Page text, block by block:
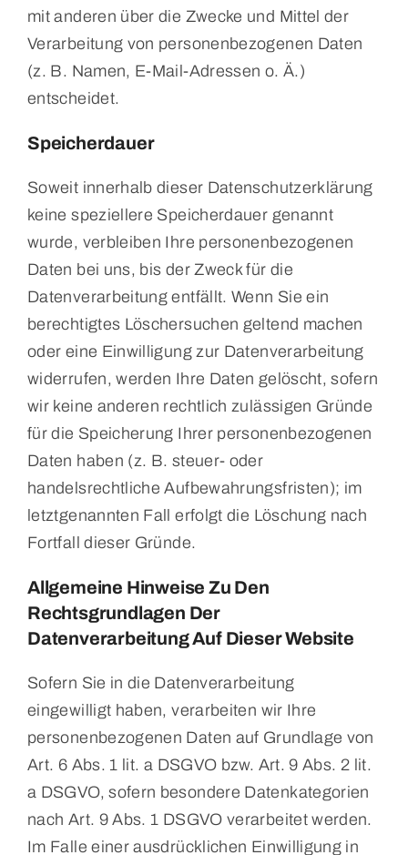
mit anderen über die Zwecke und Mittel der
Verarbeitung von personenbezogenen Daten
(z. B. Namen, E-Mail-Adressen o. Ä.)
entscheidet.
Speicherdauer
Soweit innerhalb dieser Datenschutzerklärung
keine speziellere Speicherdauer genannt
wurde, verbleiben Ihre personenbezogenen
Daten bei uns, bis der Zweck für die
Datenverarbeitung entfällt. Wenn Sie ein
berechtigtes Löschersuchen geltend machen
oder eine Einwilligung zur Datenverarbeitung
widerrufen, werden Ihre Daten gelöscht, sofern
wir keine anderen rechtlich zulässigen Gründe
für die Speicherung Ihrer personenbezogenen
Daten haben (z. B. steuer- oder
handelsrechtliche Aufbewahrungsfristen); im
letztgenannten Fall erfolgt die Löschung nach
Fortfall dieser Gründe.
Allgemeine Hinweise Zu Den
Rechtsgrundlagen Der
Datenverarbeitung Auf Dieser Website
Sofern Sie in die Datenverarbeitung
eingewilligt haben, verarbeiten wir Ihre
personenbezogenen Daten auf Grundlage von
Art. 6 Abs. 1 lit. a DSGVO bzw. Art. 9 Abs. 2 lit.
a DSGVO, sofern besondere Datenkategorien
nach Art. 9 Abs. 1 DSGVO verarbeitet werden.
Im Falle einer ausdrücklichen Einwilligung in